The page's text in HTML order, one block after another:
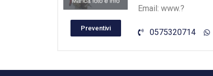
Preventivi
Email: www.?
0575320714